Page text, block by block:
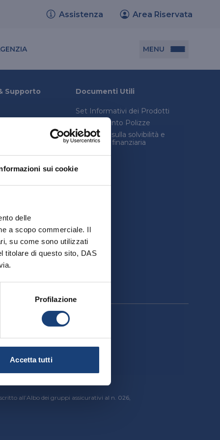
sui cookie
delle
a scopo commerciale. Il
su come sono utilizzati
titolare di questo sito, DAS
Profilazione
Accetta tutti
Assistenza Area Riservata
MENU
Documenti utili
Set informativi dei prodotti
Trasferimento polizze
Supporto Documenti Utili
Set Informativi dei Prodotti
Trasferimento Polizze
Relazione sulla solvibilità e
condizioni finanziaria
all’Albo dei gruppi assicurativi al n. 026,